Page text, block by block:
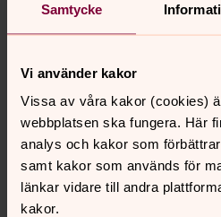
Samtycke
Vi använder kakor
Vissa av våra kakor (cookies)
webbplatsen ska fungera. Här
analys och kakor som
samt kakor som används för
länkar vidare till andra
kakor.
Så styrs Svenska
pastorat
Svenska kyrkan är en
styrs av folkvalda
biskopar, präster och
olika
samt om hur verksamheten